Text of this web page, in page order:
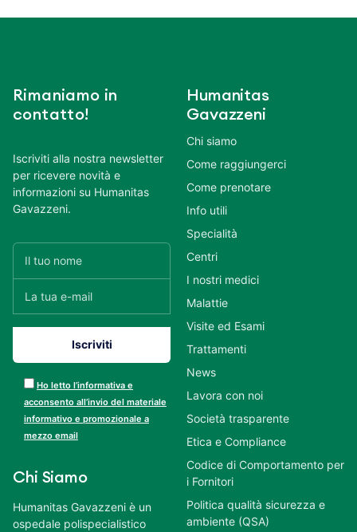
Rimaniamo in
contatto!
Iscriviti alla nostra newsletter
per ricevere novità e
informazioni su Humanitas
Gavazzeni.
Ho letto l’informativa e
acconsento all’invio del materiale
informativo e promozionale a
mezzo email
Chi Siamo
Humanitas Gavazzeni è un
ospedale polispecialistico
Humanitas
Gavazzeni
Chi siamo
Come raggiungerci
Come prenotare
Info utili
Specialità
Centri
I nostri medici
Malattie
Visite ed Esami
Trattamenti
News
Lavora con noi
Società trasparente
Etica e Compliance
Codice di Comportamento per
i Fornitori
Politica qualità sicurezza e
ambiente (QSA)